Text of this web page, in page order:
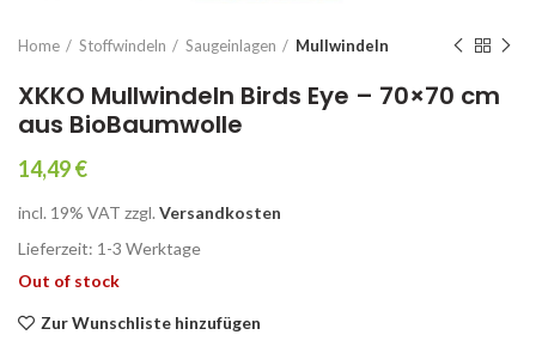
Home Stoffwindeln Saugeinlagen Mullwindeln
XKKO Mullwindeln Birds Eye – 70×70 cm
aus BioBaumwolle
14,49€
incl. 19% VAT zzgl. Versandkosten
Lieferzeit: 1-3 Werk­ta­ge
Out of stock
Zur Wunschliste hinzufügen